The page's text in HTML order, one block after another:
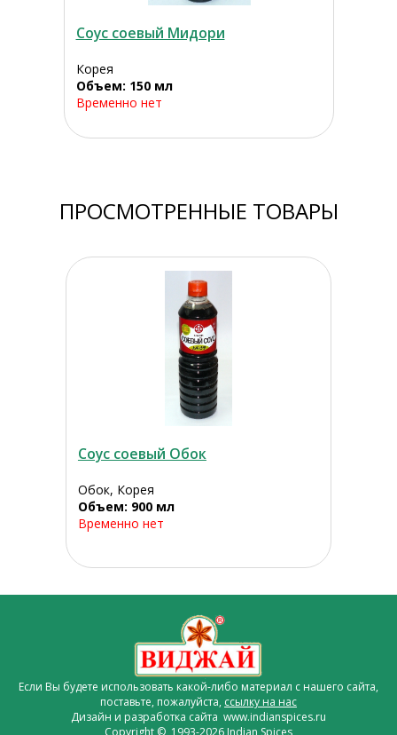
Соус соевый Мидори
Корея
Объем: 150 мл
Временно нет
ПРОСМОТРЕННЫЕ ТОВАРЫ
Соус соевый Обок
Обок, Корея
Объем: 900 мл
Временно нет
Если Вы будете использовать какой-либо материал с нашего сайта,
поставьте, пожалуйста, ссылку на нас
Дизайн и разработка сайта www.indianspices.ru